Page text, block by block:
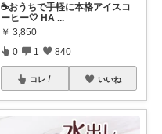
☕おうちで手軽に本格アイスコ
ーヒー🤍 HA ...
￥ 3,850
0 1 840
コレ いいね